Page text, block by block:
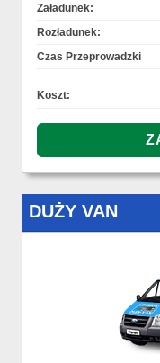
Załadunek:
Rozładunek:
Czas Przeprowadzki
Koszt:
DUŻY VAN